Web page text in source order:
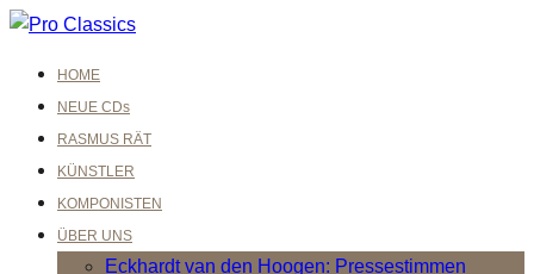
HOME
NEUE CDs
RASMUS RÄT
KÜNSTLER
KOMPONISTEN
ÜBER UNS
Eckhardt van den Hoogen: Pressestimmen